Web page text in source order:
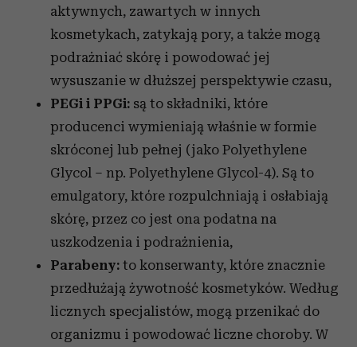
aktywnych, zawartych w innych
kosmetykach, zatykają pory, a także mogą
podrażniać skórę i powodować jej
wysuszanie w dłuższej perspektywie czasu,
PEGi i PPGi: są to składniki, które
producenci wymieniają właśnie w formie
skróconej lub pełnej (jako Polyethylene
Glycol – np. Polyethylene Glycol-4). Są to
emulgatory, które rozpulchniają i osłabiają
skórę, przez co jest ona podatna na
uszkodzenia i podrażnienia,
Parabeny: to konserwanty, które znacznie
przedłużają żywotność kosmetyków. Według
licznych specjalistów, mogą przenikać do
organizmu i powodować liczne choroby. W